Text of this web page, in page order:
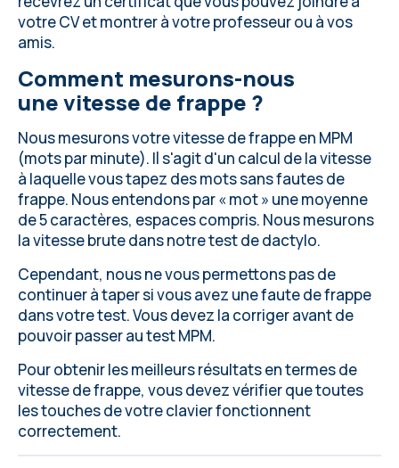
votre CV et montrer à votre professeur ou à vos
amis.
Comment mesurons-nous
une vitesse de frappe ?
Nous mesurons votre vitesse de frappe en MPM
(mots par minute). Il s'agit d'un calcul de la vitesse
à laquelle vous tapez des mots sans fautes de
frappe. Nous entendons par « mot » une moyenne
de 5 caractères, espaces compris. Nous mesurons
la vitesse brute dans notre test de dactylo.
Cependant, nous ne vous permettons pas de
continuer à taper si vous avez une faute de frappe
dans votre test. Vous devez la corriger avant de
pouvoir passer au test MPM.
Pour obtenir les meilleurs résultats en termes de
vitesse de frappe, vous devezvérifier que toutes
les touches de votre clavierfonctionnent
correctement.